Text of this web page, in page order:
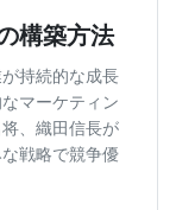
構築方法
持続的な成長
マーケティン
、織田信長が
戦略で競争優